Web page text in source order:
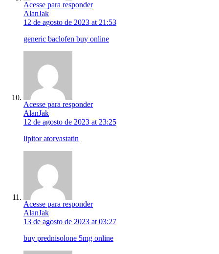
Acesse para responder
AlanJak
12 de agosto de 2023 at 21:53
generic baclofen buy online
Acesse para responder
AlanJak
12 de agosto de 2023 at 23:25
lipitor atorvastatin
Acesse para responder
AlanJak
13 de agosto de 2023 at 03:27
buy prednisolone 5mg online